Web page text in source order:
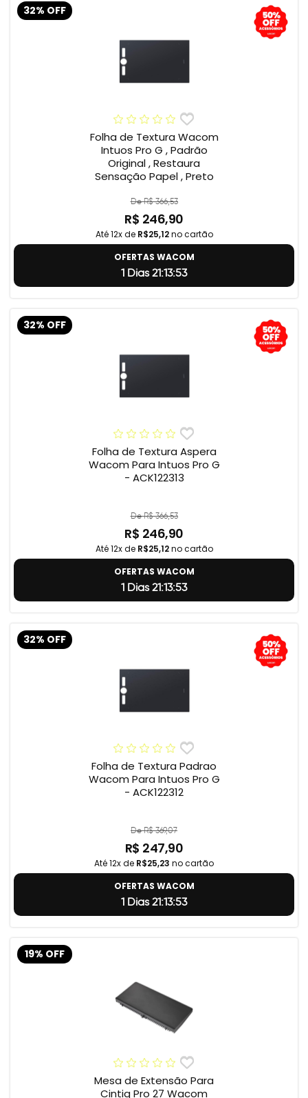
32% OFF
Folha de Textura Wacom
Intuos Pro G , Padrão
Original , Restaura
Sensação Papel , Preto
De R$ 366,53
R$ 246,90
Até 12x de R$25,12no cartão
OFERTAS WACOM
1 Dias 21:13:52
32% OFF
Folha de Textura Aspera
Wacom Para Intuos Pro G
- ACK122313
De R$ 366,53
R$ 246,90
Até 12x de R$25,12no cartão
OFERTAS WACOM
1 Dias 21:13:52
32% OFF
Folha de Textura Padrao
Wacom Para Intuos Pro G
- ACK122312
De R$ 369,07
R$ 247,90
Até 12x de R$25,23 no cartão
OFERTAS WACOM
1 Dias 21:13:52
19% OFF
Mesa de Extensão Para
Cintiq Pro 27 Wacom